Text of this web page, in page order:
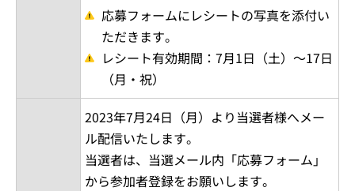
応募フォームにレシートの写真を添付い
ただきます。
レシート有効期間：7月1日（土）～17日
（月・祝）
2023年7月24日（月）より当選者様へメー
ル配信いたします。
当選者は、当選メール内「応募フォーム」
から参加者登録をお願いします。